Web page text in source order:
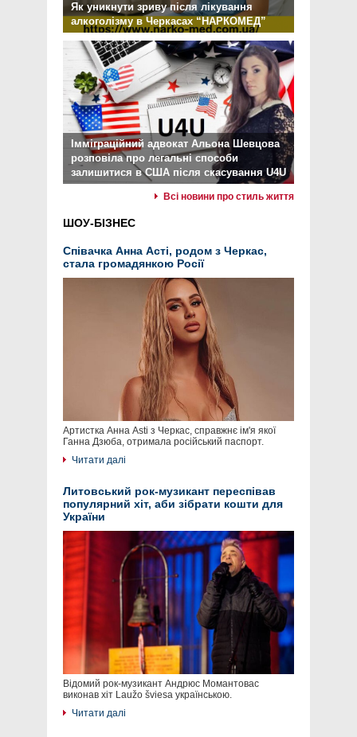
Як уникнути зриву після лікування
алкоголізму в Черкасах “НАРКОМЕД”
Імміграційний адвокат Альона Шевцова
розповіла про легальні способи
залишитися в США після скасування U4U
Всі новини про стиль життя
ШОУ-БІЗНЕС
Співачка Анна Асті, родом з Черкас,
стала громадянкою Росії
Артистка Анна Asti з Черкас, справжнє ім'я якої
Ганна Дзюба, отримала російський паспорт.
Читати далі
Литовський рок-музикант переспівав
популярний хіт, аби зібрати кошти для
України
Відомий рок-музикант Андрюс Момантовас
виконав хіт Laužo šviesa українською.
Читати далі